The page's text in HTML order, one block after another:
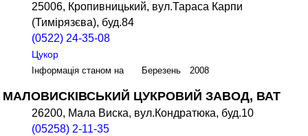
25006, Кропивницький, вул.Тараса Карпи
(Тимірязєва), буд.84
(0522) 24-35-08
Цукор
Інформація станом на Березень 2008
МАЛОВИСКІВСЬКИЙ ЦУКРОВИЙ ЗАВОД, ВАТ
26200, Мала Виска, вул.Кондратюка, буд.10
(05258) 2-11-35